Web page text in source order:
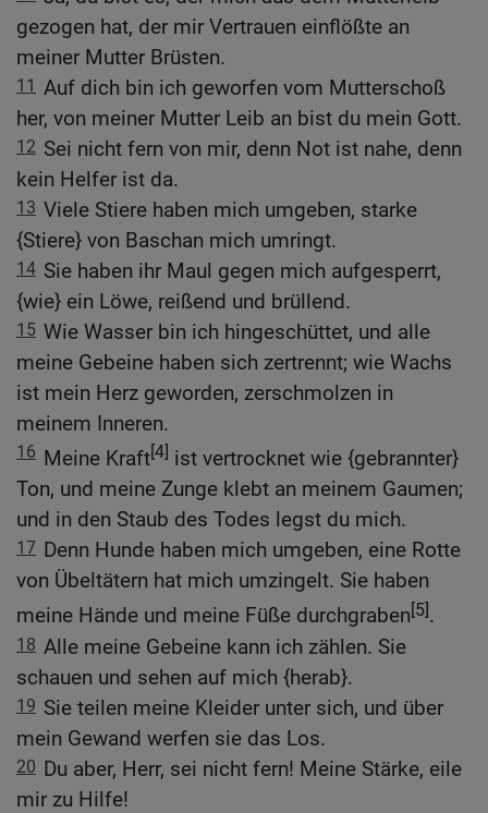
gezogen hat, der mir Vertrauen einflößte an
meiner Mutter Brüsten.
11 Auf dich bin ich geworfen vom Mutterschoß
her, von meiner Mutter Leib an bist du mein Gott.
12 Sei nicht fern von mir, denn Not ist nahe, denn
kein Helfer ist da.
13 Viele Stiere haben mich umgeben, starke
{Stiere} von Baschan mich umringt.
14 Sie haben ihr Maul gegen mich aufgesperrt,
{wie} ein Löwe, reißend und brüllend.
15 Wie Wasser bin ich hingeschüttet, und alle
meine Gebeine haben sich zertrennt; wie Wachs
ist mein Herz geworden, zerschmolzen in
meinem Inneren.
16 Meine Kraft[4] ist vertrocknet wie {gebrannter}
Ton, und meine Zunge klebt an meinem Gaumen;
und in den Staub des Todes legst du mich.
17 Denn Hunde haben mich umgeben, eine Rotte
von Übeltätern hat mich umzingelt. Sie haben
meine Hände und meine Füße durchgraben[5].
18 Alle meine Gebeine kann ich zählen. Sie
schauen und sehen auf mich {herab}.
19 Sie teilen meine Kleider unter sich, und über
mein Gewand werfen sie das Los.
20 Du aber, Herr, sei nicht fern! Meine Stärke, eile
mir zu Hilfe!